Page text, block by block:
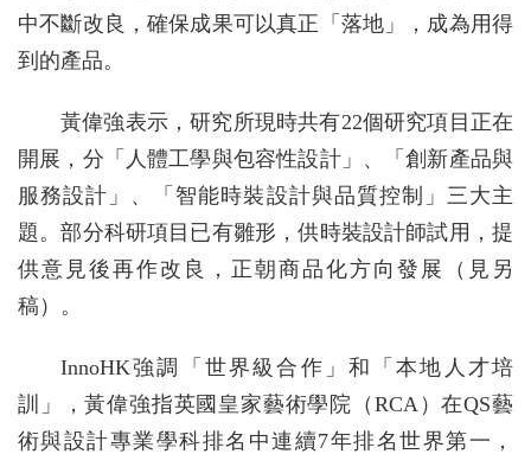
中不斷改良，確保成果可以真正「落地」，成為用得
到的產品。
黃偉強表示，研究所現時共有22個研究項目正在
開展，分「人體工學與包容性設計」、「創新產品與
服務設計」、「智能時裝設計與品質控制」三大主
題。部分科研項目已有雛形，供時裝設計師試用，提
供意見後再作改良，正朝商品化方向發展（見另
稿）。
InnoHK強調「世界級合作」和「本地人才培
訓」，黃偉強指英國皇家藝術學院（RCA）在QS藝
術與設計專業學科排名中連續7年排名世界第一，